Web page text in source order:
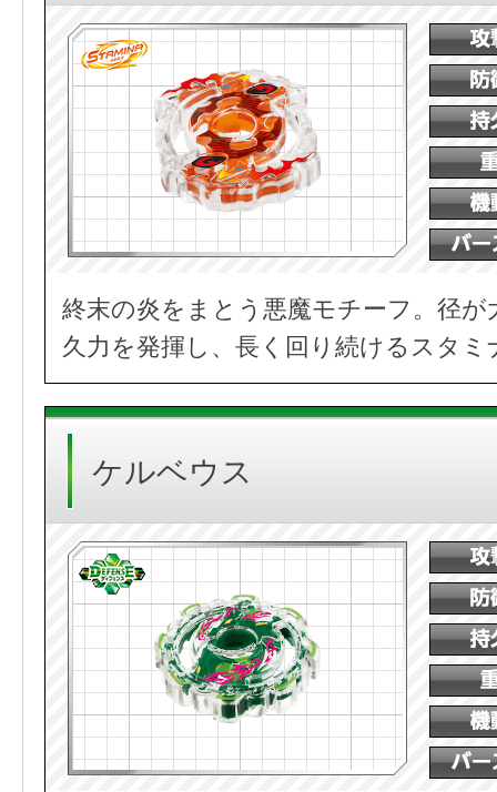
終末の炎をまとう悪魔モチーフ。径
久力を発揮し、長く回り続けるスタミ
ケルベウス